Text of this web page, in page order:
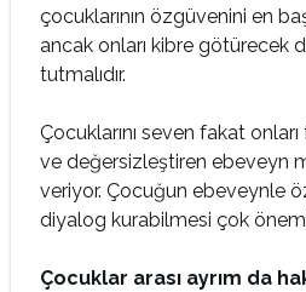
çocuklarının özgüvenini en
ancak onları kibre götürecek
tutmalıdır.
Çocuklarını seven fakat
ve değersizleştiren ebeveyn
veriyor. Çocuğun ebeveynle
diyalog kurabilmesi çok
Çocuklar arası ayrım da